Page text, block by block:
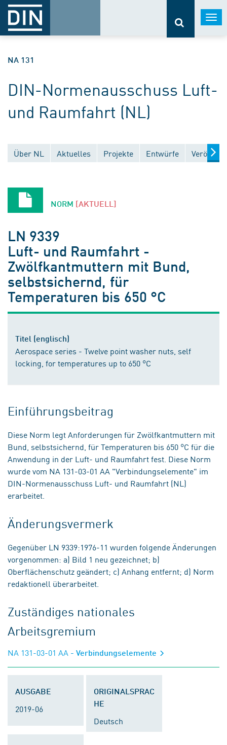
NA 131
DIN-Normenausschuss Luft-
und Raumfahrt (NL)
Über NL Aktuelles Projekte Entwürfe
NORM [AKTUELL]
LN 9339
Luft- und Raumfahrt -
Zwölfkantmuttern mit Bund,
selbstsichernd, für
Temperaturen bis 650 °C
Titel (englisch)
Aerospace series - Twelve point washer nuts, self
locking, for temperatures up to 650 °C
Einführungsbeitrag
Diese Norm legt Anforderungen für Zwölfkantmuttern mit
Bund, selbstsichernd, für Temperaturen bis 650 °C für die
Anwendung in der Luft- und Raumfahrt fest. Diese Norm
wurde vom NA 131-03-01 AA "Verbindungselemente" im
DIN-Normenausschuss Luft- und Raumfahrt (NL)
erarbeitet.
Änderungsvermerk
Gegenüber LN 9339:1976-11 wurden folgende Änderungen
vorgenommen: a) Bild 1 neu gezeichnet; b)
Oberflächenschutz geändert; c) Anhang entfernt; d) Norm
redaktionell überarbeitet.
Zuständiges nationales
Arbeitsgremium
NA 131-03-01 AA - Verbindungselemente
AUSGABE
2019-06
ORIGINALSPRAC
HE
Deutsch